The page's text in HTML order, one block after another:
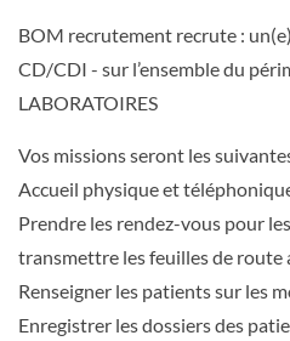
BOM recrutement recrute :
CD/CDI - sur l’ensemble du
LABORATOIRES
Vos missions seront les
Accueil physique et
Prendre les rendez-vous pour
transmettre les feuilles de route
Renseigner les patients sur les
Enregistrer les dossiers des